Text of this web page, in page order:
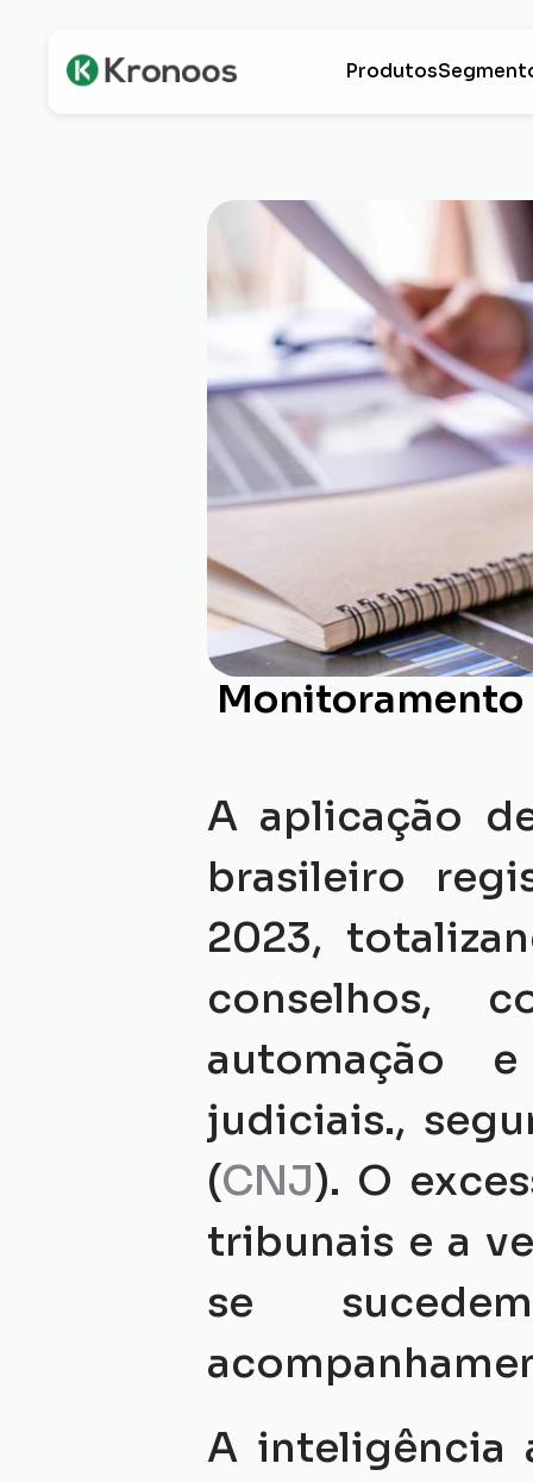
Produtos
A aplicação
brasileiro
2023,
conselhos,
automação
judiciais.,
(CNJ). O
tribunais e a
se
A inteligência